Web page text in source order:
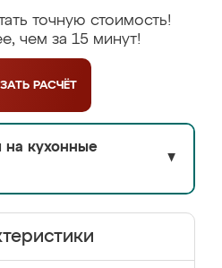
точную стоимость!
чем за 15 минут!
РАСЧЁТ
на кухонные
▼